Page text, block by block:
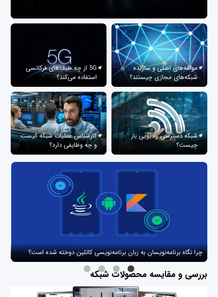
مولفه‌های اصلی و سازنده
شبکه‌های مجازی چیستند؟
5G از چه طیف‌های فرکانسی
استفاده می‌کند؟
شبکه دسترسی رادیویی باز
چیست؟
کارشناس عملیات شبکه کیست
و چه وظایفی دارد؟
چرا نگاه برنامه‌نویسان به زبان برنامه‌نویسی کاتلین دوخته شده است؟
بررسی و مقایسه محصولات شبکه